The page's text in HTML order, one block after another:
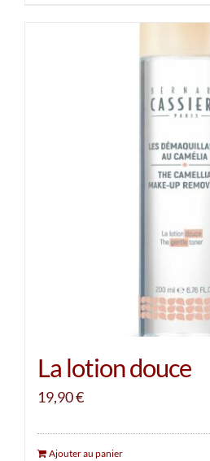
La lotion douce
19,90€
Ajouter au panier